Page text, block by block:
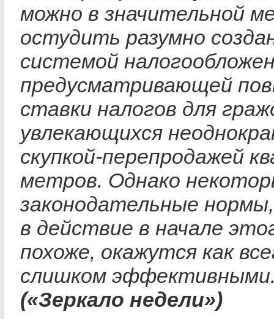
можно в значительной
остудить разумно
системой
предусматривающей
ставки налогов для
увлекающихся
скупкой-перепродажей
метров. Однако
законодательные
в действие в начале
похоже, окажутся как
слишком
(«Зеркало недели»)